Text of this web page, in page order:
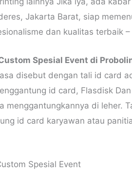
Jakarta Barat, siap
dan kualitas terbaik –
Spesial Event di
disebut dengan tali id card
id card, Flasdisk
menggantungkannya di leher.
id card karyawan atau
Spesial Event